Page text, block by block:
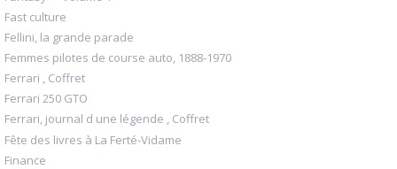
Fast culture
Fellini, la grande parade
Femmes pilotes de course auto, 1888-1970
Ferrari , Coffret
Ferrari 250 GTO
Ferrari, journal d une légende , Coffret
Fête des livres à La Ferté-Vidame
Finance